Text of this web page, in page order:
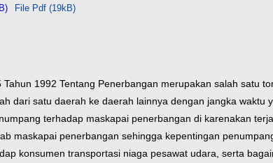
File Pdf (19kB)
1992 Tentang Penerbangan merupakan salah satu
dari satu daerah ke daerah lainnya dengan jangka
terhadap maskapai penerbangan di karenakan
maskapai penerbangan sehingga kepentingan
konsumen transportasi niaga pesawat udara, serta